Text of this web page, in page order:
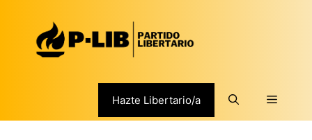
contenido
Hazte Libertario/a Menú